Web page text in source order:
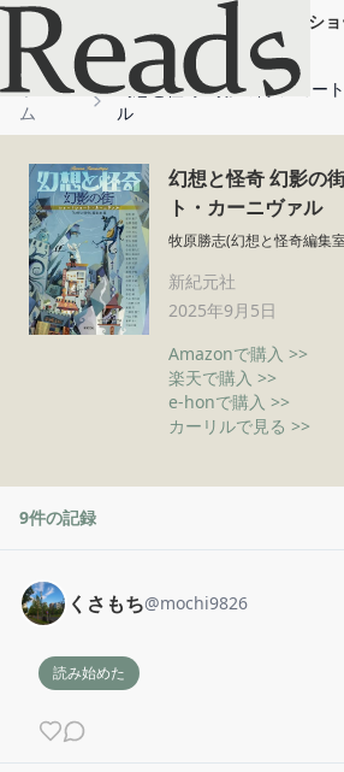
幻想と怪奇 幻影の街 ショートシ
ァル
ホー
ム
幻想と怪奇 幻影の街 ショー
ル
幻想と怪奇 幻影の
ト・カーニヴァル
牧原勝志(幻想と怪奇編集室
新紀元社
2025年9月5日
Amazonで購入 >>
楽天で購入 >>
e-honで購入 >>
カーリルで見る >>
9件の記録
くさもち@mochi9826
読み始めた